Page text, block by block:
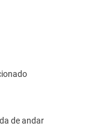
de andar